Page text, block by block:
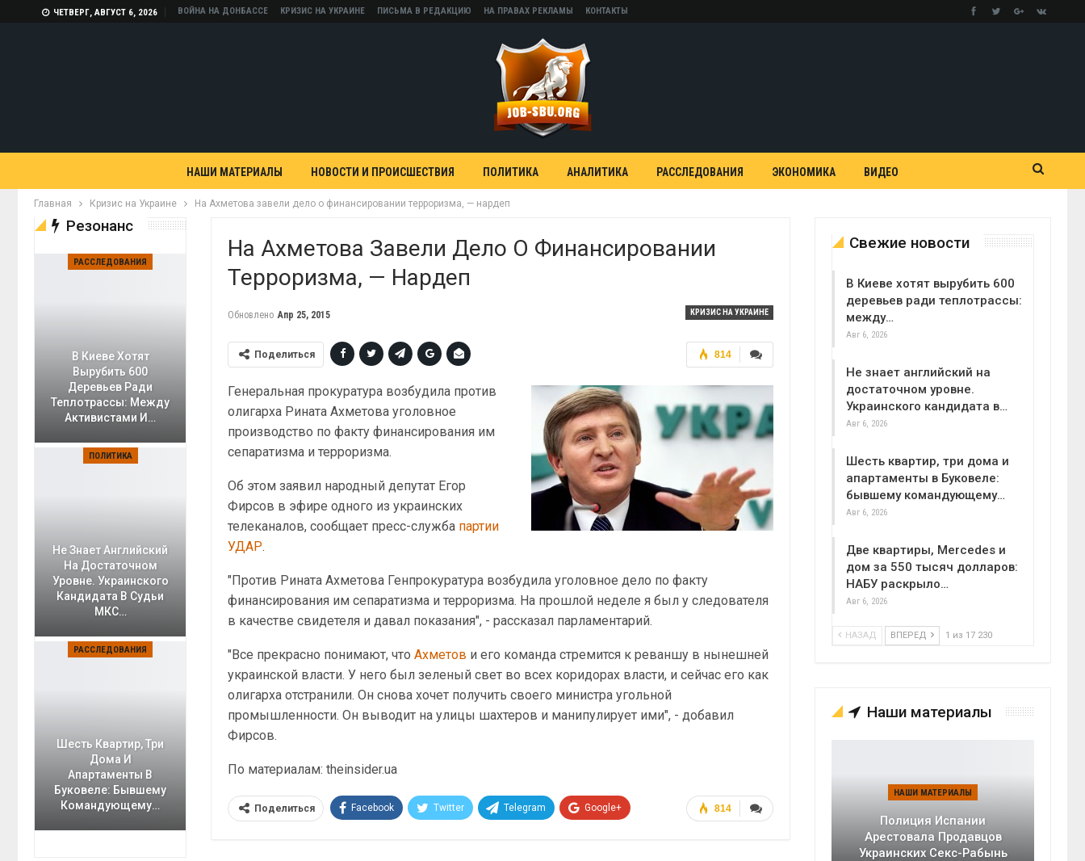
ЧЕТВЕРГ, АВГУСТ 6, 2026 ВОЙНА НА ДОНБАССЕ КРИЗИС НА УКРАИНЕ ПИСЬМА В РЕДАКЦИЮ НА ПРАВАХ РЕКЛАМЫ КОНТАКТЫ
НАШИ МАТЕРИАЛЫ НОВОСТИ И ПРОИСШЕСТВИЯ ПОЛИТИКА АНАЛИТИКА РАССЛЕДОВАНИЯ ЭКОНОМИКА ВИДЕО
Главная Кризис на Украине На Ахметова завели дело о финансировании терроризма, — нардеп
На Ахметова Завели Дело О Финансировании
Терроризма, — Нардеп
КРИЗИС НА УКРАИНЕ
Обновлено Апр 25, 2015
814
Поделиться
Генеральная прокуратура возбудила против
олигарха Рината Ахметова уголовное
производство по факту финансирования им
сепаратизма и терроризма.
Об этом заявил народный депутат Егор
Фирсов в эфире одного из украинских
телеканалов, сообщает пресс-служба партии
УДАР.
"Против Рината Ахметова Генпрокуратура возбудила уголовное дело по факту
финансирования им сепаратизма и терроризма. На прошлой неделе я был у следователя
в качестве свидетеля и давал показания", - рассказал парламентарий.
"Все прекрасно понимают, чтоАхметов и его команда стремится к реваншу в нынешней
украинской власти. У него был зеленый свет во всех коридорах власти, и сейчас его как
олигарха отстранили. Он снова хочет получить своего министра угольной
промышленности. Он выводит на улицы шахтеров и манипулирует ими", - добавил
Фирсов.
По материалам: theinsider.ua
814
Поделиться Facebook Twitter Telegram Google+
Свежие новости
В Киеве хотят вырубить 600
деревьев ради теплотрассы:
между…
Авг 6, 2026
Не знает английский на
достаточном уровне.
Украинского кандидата в…
Авг 6, 2026
Шесть квартир, три дома и
апартаменты в Буковеле:
бывшему командующему…
Авг 6, 2026
Две квартиры, Mercedes и
дом за 550 тысяч долларов:
НАБУ раскрыло…
Авг 6, 2026
НАЗАД ВПЕРЕД 1 из 17 230
Наши материалы
НАШИ МАТЕРИАЛЫ
Полиция Испании
Арестовала Продавцов
Украинских Секс-Рабынь
Резонанс
РАССЛЕДОВАНИЯ
В Киеве Хотят
Вырубить 600
Деревьев Ради
Теплотрассы: Между
Активистами И…
ПОЛИТИКА
Не Знает Английский
На Достаточном
Уровне. Украинского
Кандидата В Судьи
МКС…
РАССЛЕДОВАНИЯ
Шесть Квартир, Три
Дома И
Апартаменты В
Буковеле: Бывшему
Командующему…